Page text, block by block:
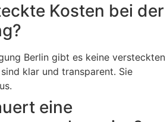
Kosten bei der
Berlin gibt es keine versteckten
klar und transparent. Sie
eine